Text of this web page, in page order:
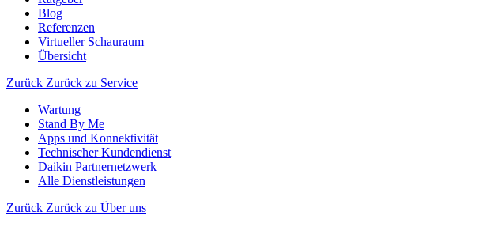
Blog
Referenzen
Virtueller Schauraum
Übersicht
Zurück Zurück zu Service
Wartung
Stand By Me
Apps und Konnektivität
Technischer Kundendienst
Daikin Partnernetzwerk
Alle Dienstleistungen
Zurück Zurück zu Über uns